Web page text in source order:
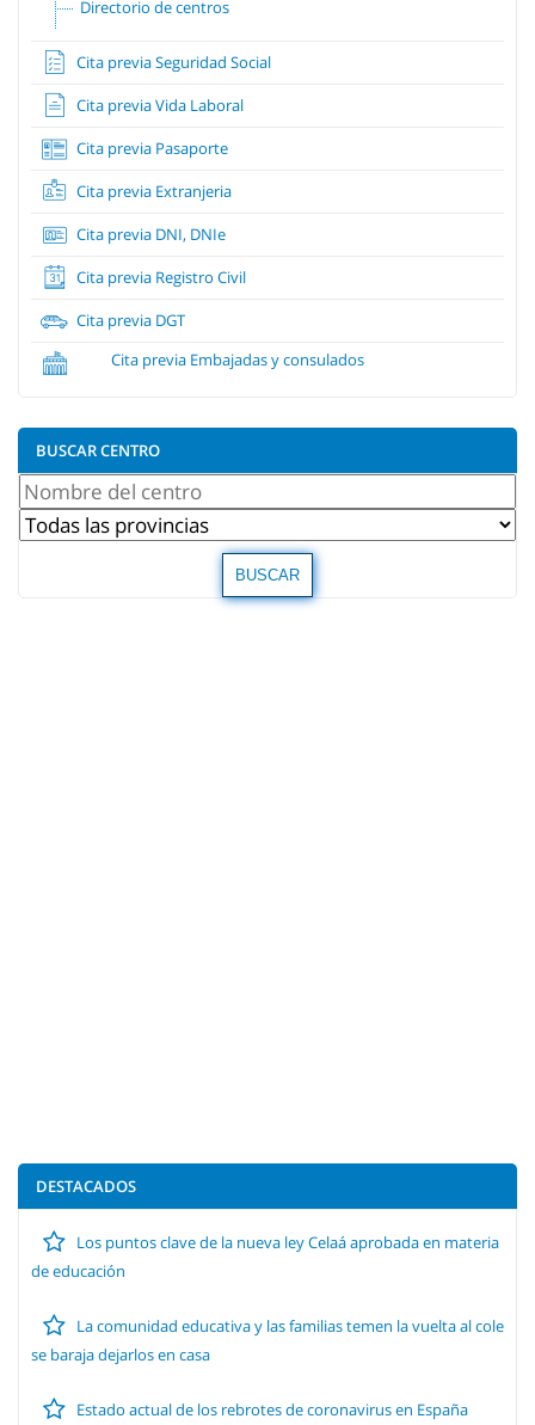
Directorio de centros
Cita previa Seguridad Social
Cita previa Vida Laboral
Cita previa Pasaporte
Cita previa Extranjeria
Cita previa DNI, DNIe
Cita previa Registro Civil
Cita previa DGT
Cita previa Embajadas y consulados
BUSCAR CENTRO
DESTACADOS
Los puntos clave de la nueva ley Celaá aprobada en materia
de educación
La comunidad educativa y las familias temen la vuelta al cole
se baraja dejarlos en casa
Estado actual de los rebrotes de coronavirus en España